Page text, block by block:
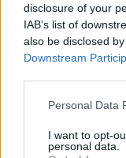
disclosure of your
IAB’s list of
also be disclosed
Downstream
Personal Data
I want to opt-
personal data.